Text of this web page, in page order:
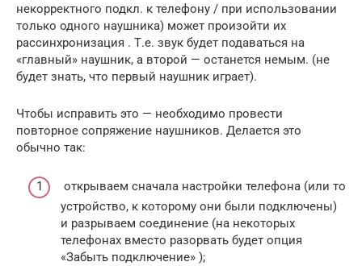
некорректного подкл. к телефону / при использовании
только одного наушника) может произойти их
рассинхронизация . Т.е. звук будет подаваться на
«главный» наушник, а второй — останется немым. (не
будет знать, что первый наушник играет).
Чтобы исправить это — необходимо провести
повторное сопряжение наушников. Делается это
обычно так:
открываем сначала настройки телефона (или то
устройство, к которому они были подключены)
и разрываем соединение (на некоторых
телефонах вместо разорвать будет опция
«Забыть подключение» );